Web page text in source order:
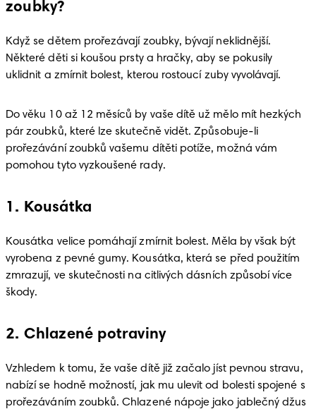
zoubky?
Když se dětem prořezávají zoubky, bývají neklidnější.
Některé děti si koušou prsty a hračky, aby se pokusily
uklidnit a zmírnit bolest, kterou rostoucí zuby vyvolávají.
Do věku 10 až 12 měsíců by vaše dítě už mělo mít hezkých
pár zoubků, které lze skutečně vidět. Způsobuje-li
prořezávání zoubků vašemu dítěti potíže, možná vám
pomohou tyto vyzkoušené rady.
1. Kousátka
Kousátka velice pomáhají zmírnit bolest. Měla by však být
vyrobena z pevné gumy. Kousátka, která se před použitím
zmrazují, ve skutečnosti na citlivých dásních způsobí více
škody.
2. Chlazené potraviny
Vzhledem k tomu, že vaše dítě již začalo jíst pevnou stravu,
nabízí se hodně možností, jak mu ulevit od bolesti spojené s
prořezáváním zoubků. Chlazené nápoje jako jablečný džus